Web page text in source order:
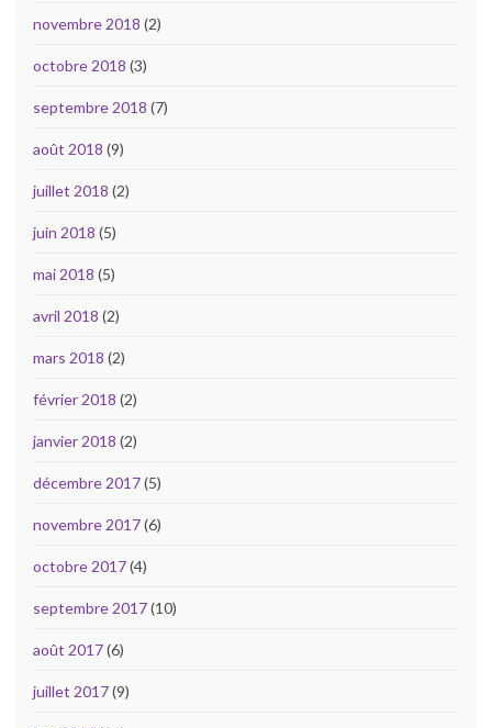
novembre 2018 (2)
octobre 2018 (3)
septembre 2018 (7)
août 2018 (9)
juillet 2018 (2)
juin 2018 (5)
mai 2018 (5)
avril 2018 (2)
mars 2018 (2)
février 2018 (2)
janvier 2018 (2)
décembre 2017(5)
novembre 2017(6)
octobre 2017(4)
septembre 2017(10)
août 2017(6)
juillet 2017(9)